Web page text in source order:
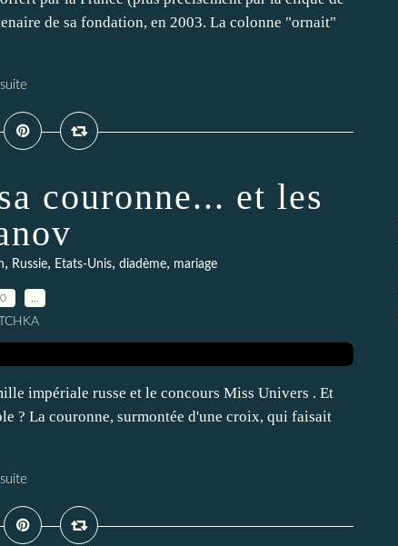
de sa fondation, en 2003. La colonne "ornait"
couronne... et les
, Russie, Etats-Unis, diadème, mariage
impériale russe et le concours Miss Univers . Et
? La couronne, surmontée d'une croix, qui faisait